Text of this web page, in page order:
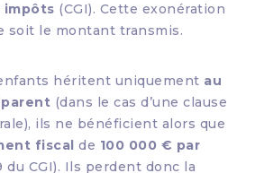
impôts (CGI). Cette exonération
soit le montant transmis.
héritent uniquement au
(dans le cas d’une clause
ils ne bénéficient alors que
fiscal de 100 000 € par
du CGI). Ils perdent donc la